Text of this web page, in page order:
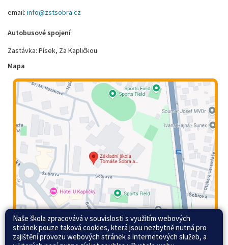
email: info@zstsobra.cz
Autobusové spojení
Zastávka: Písek, Za Kapličkou
Mapa
Naše škola zpracovává v souvislosti s využitím webových
stránek pouze taková cookies, která jsou nezbytně nutná pro
zajištění provozu webových stránek a internetových služeb, a